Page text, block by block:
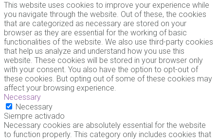
This website uses cookies to improve your experience while
you navigate through the website. Out of these, the cookies
that are categorized as necessary are stored on your
browser as they are essential for the working of basic
functionalities of the website. We also use third-party cookies
that help us analyze and understand how you use this
website. These cookies will be stored in your browser only
with your consent. You also have the option to opt-out of
these cookies. But opting out of some of these cookies may
affect your browsing experience.
Necessary
Necessary
Siempre activado
Necessary cookies are absolutely essential for the website
to function properly. This category only includes cookies that